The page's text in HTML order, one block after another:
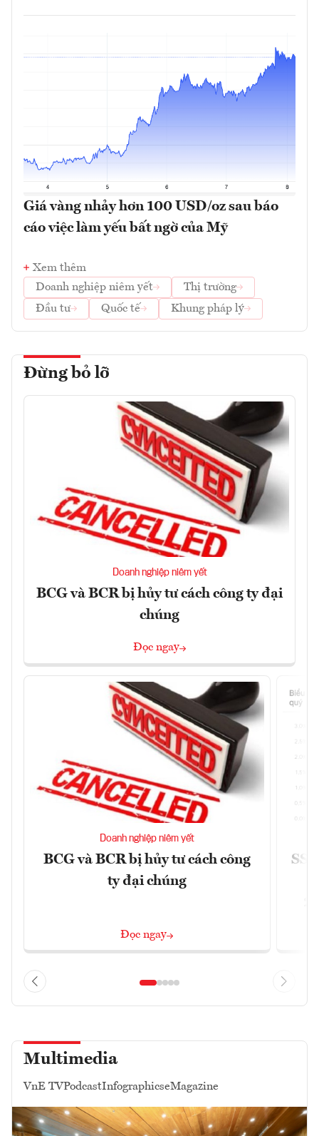
Giá vàng nhảy hơn 100 USD/oz sau báo
cáo việc làm yếu bất ngờ của Mỹ
Xem thêm
Doanh nghiệp niêm yết
Thị trường
Đầu tư
Quốc tế Khung pháp lý
Đừng bỏ lỡ
Doanh nghiệp niêm yết
BCG và BCR bị hủy tư cách công ty đại
chúng
Đọc ngay
Doanh nghiệp niêm yết
BCG và BCR bị hủy tư cách công
ty đại chúng
Đọc ngay
SSI
Multimedia
VnE TVPodcastInfographicseMagazine